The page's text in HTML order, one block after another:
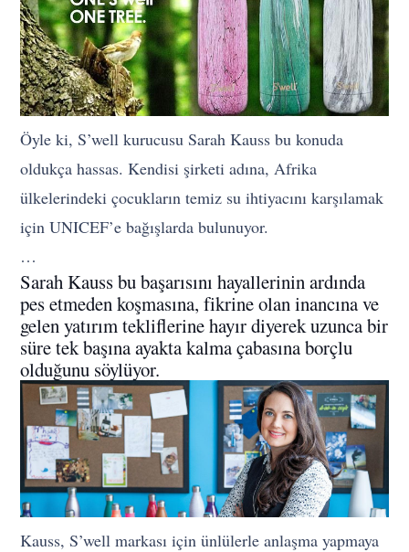
Öyle ki, S’well kurucusu Sarah Kauss bu konuda
oldukça hassas. Kendisi şirketi adına, Afrika
ülkelerindeki çocukların temiz su ihtiyacını karşılamak
için UNICEF’e bağışlarda bulunuyor.
…
Sarah Kauss bu başarısını hayallerinin ardında
pes etmeden koşmasına, fikrine olan inancına ve
gelen yatırım tekliflerine hayır diyerek uzunca bir
süre tek başına ayakta kalma çabasına borçlu
olduğunu söylüyor.
Kauss, S’well markası için ünlülerle anlaşma yapmaya